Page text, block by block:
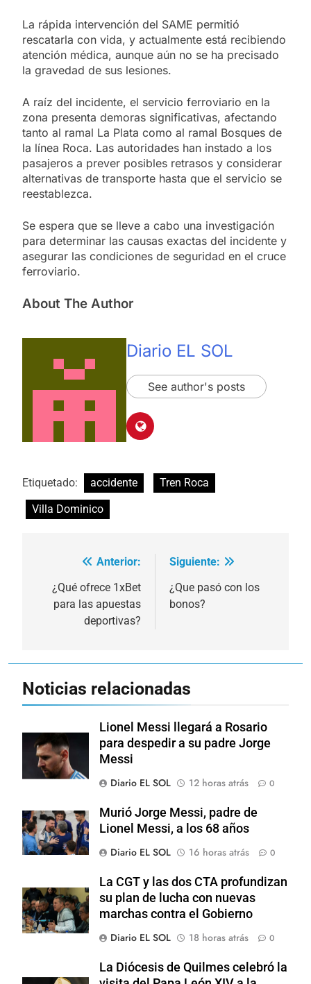
La rápida intervención del SAME permitió
rescatarla con vida, y actualmente está recibiendo
atención médica, aunque aún no se ha precisado
la gravedad de sus lesiones.
A raíz del incidente, el servicio ferroviario en la
zona presenta demoras significativas, afectando
tanto al ramal La Plata como al ramal Bosques de
la línea Roca. Las autoridades han instado a los
pasajeros a prever posibles retrasos y considerar
alternativas de transporte hasta que el servicio se
reestablezca.
Se espera que se lleve a cabo una investigación
para determinar las causas exactas del incidente y
asegurar las condiciones de seguridad en el cruce
ferroviario.
About The Author
Diario EL SOL
See author's posts
Etiquetado: accidente
Tren Roca
Villa Dominico
Navegación
de
entradas
Anterior:
¿Qué ofrece 1xBet
para las apuestas
deportivas?
Siguiente:
¿Que pasó con los
bonos?
Noticias relacionadas
Lionel Messi llegará a Rosario
para despedir a su padre Jorge
Messi
Diario EL SOL
12 horas atrás 0
Murió Jorge Messi, padre de
Lionel Messi, a los 68 años
Diario EL SOL
16 horas atrás 0
La CGT y las dos CTA profundizan
su plan de lucha con nuevas
marchas contra el Gobierno
Diario EL SOL
18 horas atrás 0
La Diócesis de Quilmes celebró la